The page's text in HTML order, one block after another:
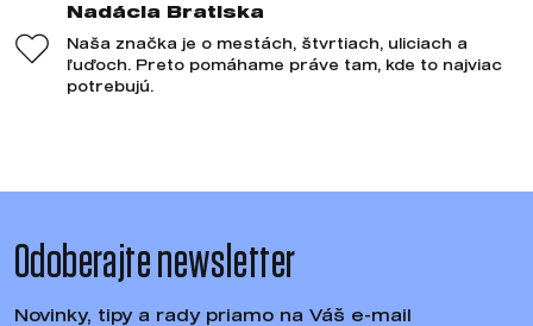
Nadácia Bratiska
Naša značka je o mestách, štvrtiach, uliciach a
ľuďoch. Preto pomáhame práve tam, kde to najviac
potrebujú.
Odoberajte newsletter
Novinky, tipy a rady priamo na Váš e-mail